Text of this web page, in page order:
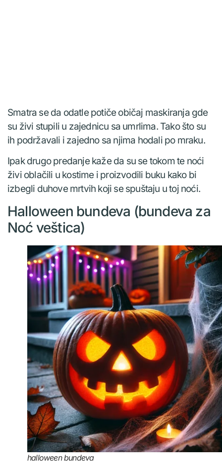
Smatra se da odatle potiče običaj maskiranja gde
su živi stupili u zajednicu sa umrlima. Tako što su
ih podržavali i zajedno sa njima hodali po mraku.
Ipak drugo predanje kaže da su se tokom te noći
živi oblačili u kostime i proizvodili buku kako bi
izbegli duhove mrtvih koji se spuštaju u toj noći.
Halloween bundeva (bundeva za
Noć veštica)
halloween bundeva